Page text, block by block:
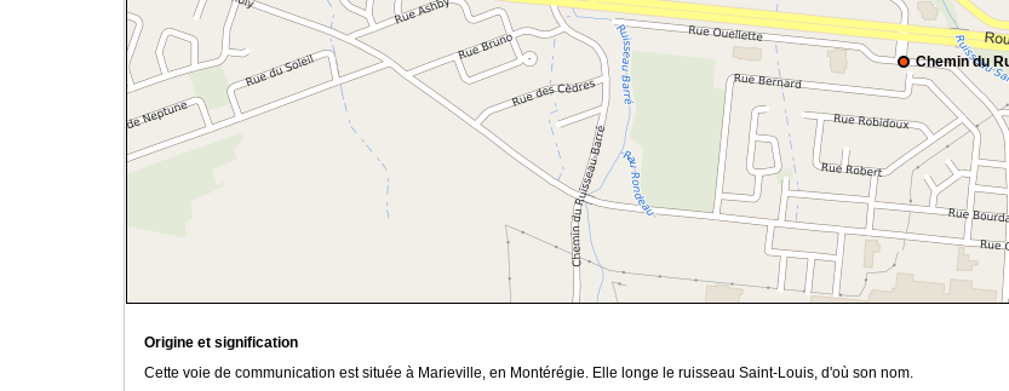
Chemin du
Origine et signification
Cette voie de communication est située à Marieville, en Montérégie. Elle longe le ruisseau Saint-Louis, d'où son nom.